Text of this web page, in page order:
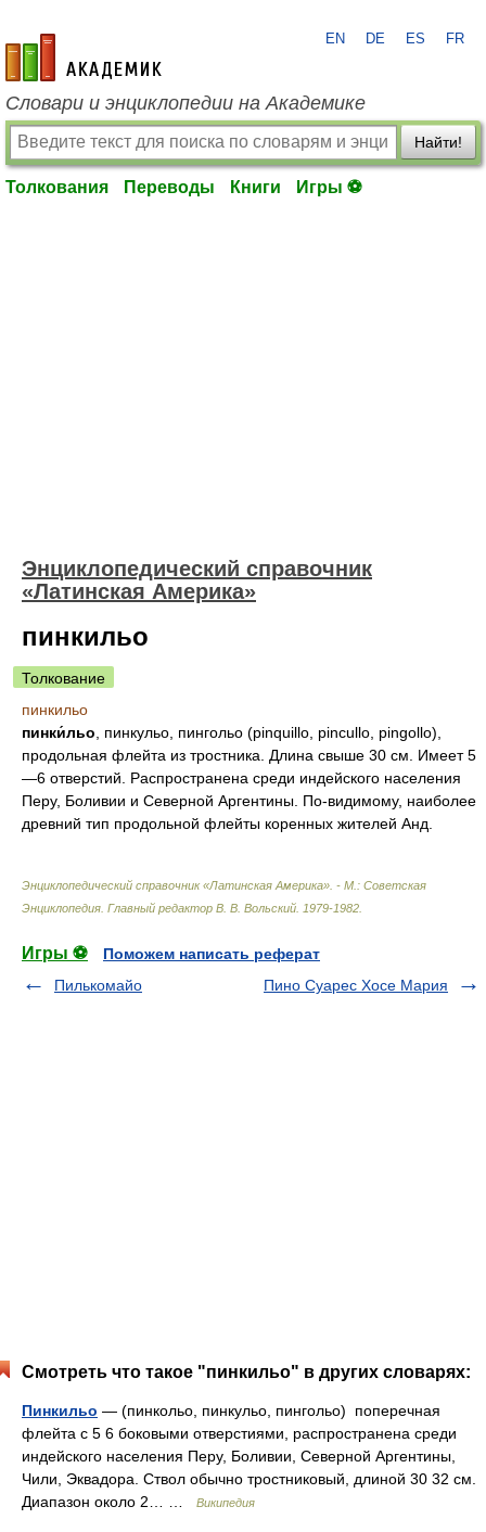
academic.ru
EN DE ES FR
Словари и энциклопедии на Академике
Найти!
Толкования Переводы Книги Игры ⚽
Энциклопедический справочник
«Латинская Америка»
пинкильо
Толкование
пинкильо
пинки́льо , пинкульо, пингольо (pinquillo, pincullo, pingollo),
продольная флейта из тростника. Длина свыше 30 см. Имеет 5
—6 отверстий. Распространена среди индейского населения
Перу, Боливии и Северной Аргентины. По-видимому, наиболее
древний тип продольной флейты коренных жителей Анд.
Энциклопедический справочник «Латинская Америка». - М.: Советская
Энциклопедия Главный редактор В. В. Вольский 1979-1982
Игры ⚽
Поможем написать реферат
Пилькомайо
Пино Суарес Xoce Мария
Смотреть что такое "пинкильо" в других словарях:
Пинкильо — (пинкольо, пинкульо, пингольо) поперечная
флейта с 5 6 боковыми отверстиями, распространена среди
индейского населения Перу, Боливии, Северной Аргентины,
Чили, Эквадора. Ствол обычно тростниковый, длиной 30 32 см.
Диапазон около 2… …
Википедия